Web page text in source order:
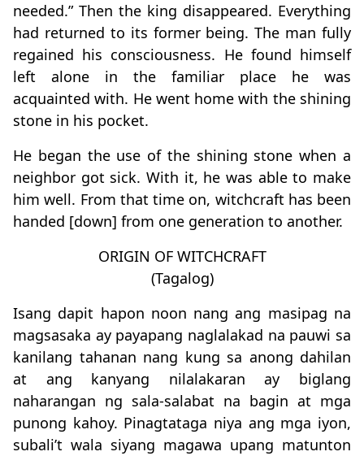
needed.” Then the king disappeared. Everything
had returned to its former being. The man fully
regained his consciousness. He found himself
left alone in the familiar place he was
acquainted with. He went home with the shining
stone in his pocket.
He began the use of the shining stone when a
neighbor got sick. With it, he was able to make
him well. From that time on, witchcraft has been
handed [down] from one generation to another.
ORIGIN OF WITCHCRAFT
(Tagalog)
Isang dapit hapon noon nang ang masipag na
magsasaka ay payapang naglalakad na pauwi sa
kanilang tahanan nang kung sa anong dahilan
at ang kanyang nilalakaran ay biglang
naharangan ng sala-salabat na bagin at mga
punong kahoy. Pinagtataga niya ang mga iyon,
subali’t wala siyang magawa upang matunton